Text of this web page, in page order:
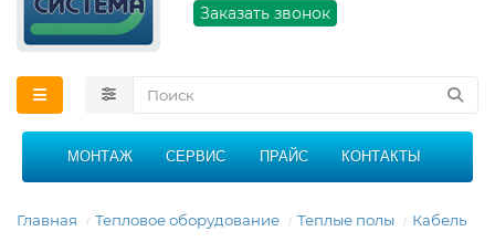
График работы: 9:00 -
21:00 без перерыва и
Заказать звонок
МОНТАЖ СЕРВИС ПРАЙС КОНТАКТЫ
Главная Тепловое оборудование Теплые полы Кабель